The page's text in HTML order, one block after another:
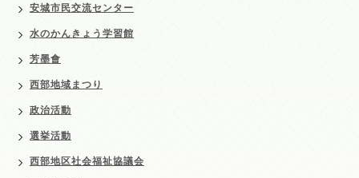
安城市民交流センター
水のかんきょう学習館
芳墨會
西部地域まつり
政治活動
選挙活動
西部地区社会福祉協議会